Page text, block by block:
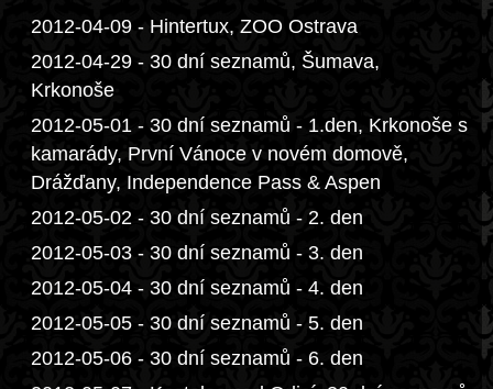
2012-04-09 - Hintertux, ZOO Ostrava
2012-04-29 - 30 dní seznamů, Šumava,
Krkonoše
2012-05-01 - 30 dní seznamů - 1.den, Krkonoše s
kamarády, První Vánoce v novém domově,
Drážďany, Independence Pass & Aspen
2012-05-02 - 30 dní seznamů - 2. den
2012-05-03 - 30 dní seznamů - 3. den
2012-05-04 - 30 dní seznamů - 4. den
2012-05-05 - 30 dní seznamů - 5. den
2012-05-06 - 30 dní seznamů - 6. den